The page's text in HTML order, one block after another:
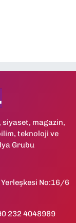
magazin,
teknoloji ve
Grubu
Yerleşkesi No:16/6
232 4048989